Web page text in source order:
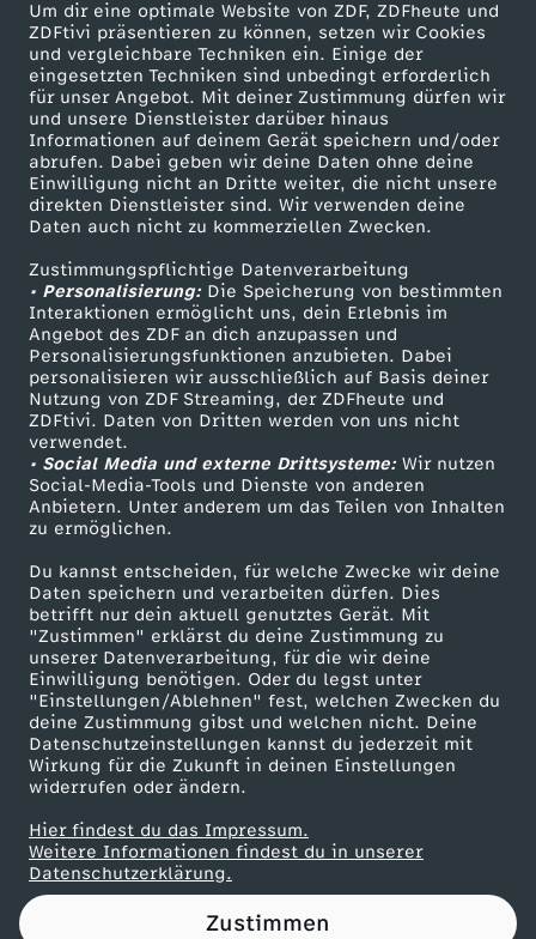
Um dir eine optimale Website von ZDF, ZDFheute und
ZDFtivi präsentieren zu können, setzen wir Cookies
und vergleichbare Techniken ein. Einige der
eingesetzten Techniken sind unbedingt erforderlich
für unser Angebot. Mit deiner Zustimmung dürfen wir
und unsere Dienstleister darüber hinaus
Informationen auf deinem Gerät speichern und/oder
abrufen. Dabei geben wir deine Daten ohne deine
Einwilligung nicht an Dritte weiter, die nicht unsere
direkten Dienstleister sind. Wir verwenden deine
Daten auch nicht zu kommerziellen Zwecken.
Zustimmungspflichtige Datenverarbeitung
• Personalisierung:Die Speicherung von bestimmten
Interaktionen ermöglicht uns, dein Erlebnis im
Angebot des ZDF an dich anzupassen und
Personalisierungsfunktionen anzubieten. Dabei
personalisieren wir ausschließlich auf Basis deiner
Nutzung von ZDF Streaming, der ZDFheute und
ZDFtivi. Daten von Dritten werden von uns nicht
verwendet.
• Social Media und externe Drittsysteme:Wir nutzen
Social-Media-Tools und Dienste von anderen
Anbietern. Unter anderem um das Teilen von Inhalten
zu ermöglichen.
Du kannst entscheiden, für welche Zwecke wir deine
Daten speichern und verarbeiten dürfen. Dies
betrifft nur dein aktuell genutztes Gerät. Mit
"Zustimmen" erklärst du deine Zustimmung zu
unserer Datenverarbeitung, für die wir deine
Einwilligung benötigen. Oder du legst unter
"Einstellungen/Ablehnen" fest, welchen Zwecken du
deine Zustimmung gibst und welchen nicht. Deine
Datenschutzeinstellungen kannst du jederzeit mit
Wirkung für die Zukunft in deinen Einstellungen
widerrufen oder ändern.
Hier findest du das Impressum.
Weitere Informationen findest du in unserer
Datenschutzerklärung.
Zustimmen
v
o
l
l
b
l
i
n
d
-
W
i
e
i
s
t
Mehr ZDF
ZDF-Apps
Smart TV
ZDFtext
Livestreams
Sendungen A-Z
TV-Programm
Service
ZDFmitreden
Kontakt zum ZDF
Tickets
Zuschauerservice
Hilfe
ZDF Unternehmen
Karriere
ZDF goes Schule
Werbefernsehen
Mainzelmännchen
Partner